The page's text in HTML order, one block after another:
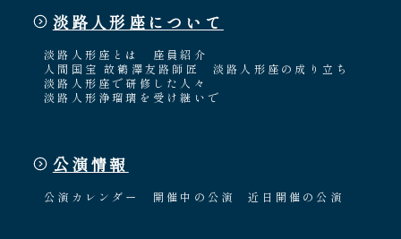
淡路人形座について
淡路人形座とは
座員紹介
人間国宝 故鶴澤友路師匠
淡路人形座の成り立ち
淡路人形座で研修した人々
淡路人形浄瑠璃を受け継いで
公演情報
公演カレンダー 開催中の公演 近日開催の公演